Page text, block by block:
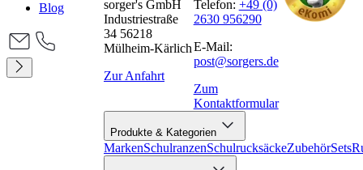
Blog
sorger's GmbH
Industriestraße
34 56218
Mülheim-Kärlich
Zur Anfahrt
Telefon: +49 (0)
2630 956290
E-Mail:
post@sorgers.de
Zum
Kontaktformular
Produkte & Kategorien
MarkenSchulranzenSchulrucksäckeZubehörSets